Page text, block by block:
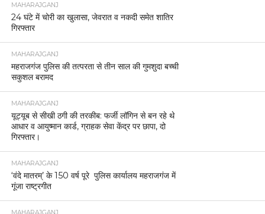
MAHARAJGANJ
24 घंटे में चोरी का खुलासा, जेवरात व नकदी समेत शातिर
गिरफ्तार
MAHARAJGANJ
महराजगंज पुलिस की तत्परता से तीन साल की गुमशुदा बच्ची
सकुशल बरामद
MAHARAJGANJ
यूट्यूब से सीखी ठगी की तरकीब: फर्जी लॉगिन से बन रहे थे
आधार व आयुष्मान कार्ड, ग्राहक सेवा केंद्र पर छापा, दो
गिरफ्तार।
MAHARAJGANJ
‘वंदे मातरम्’ के 150 वर्ष पूरे पुलिस कार्यालय महराजगंज में
गूंजा राष्ट्रगीत
MAHARAJGANJ